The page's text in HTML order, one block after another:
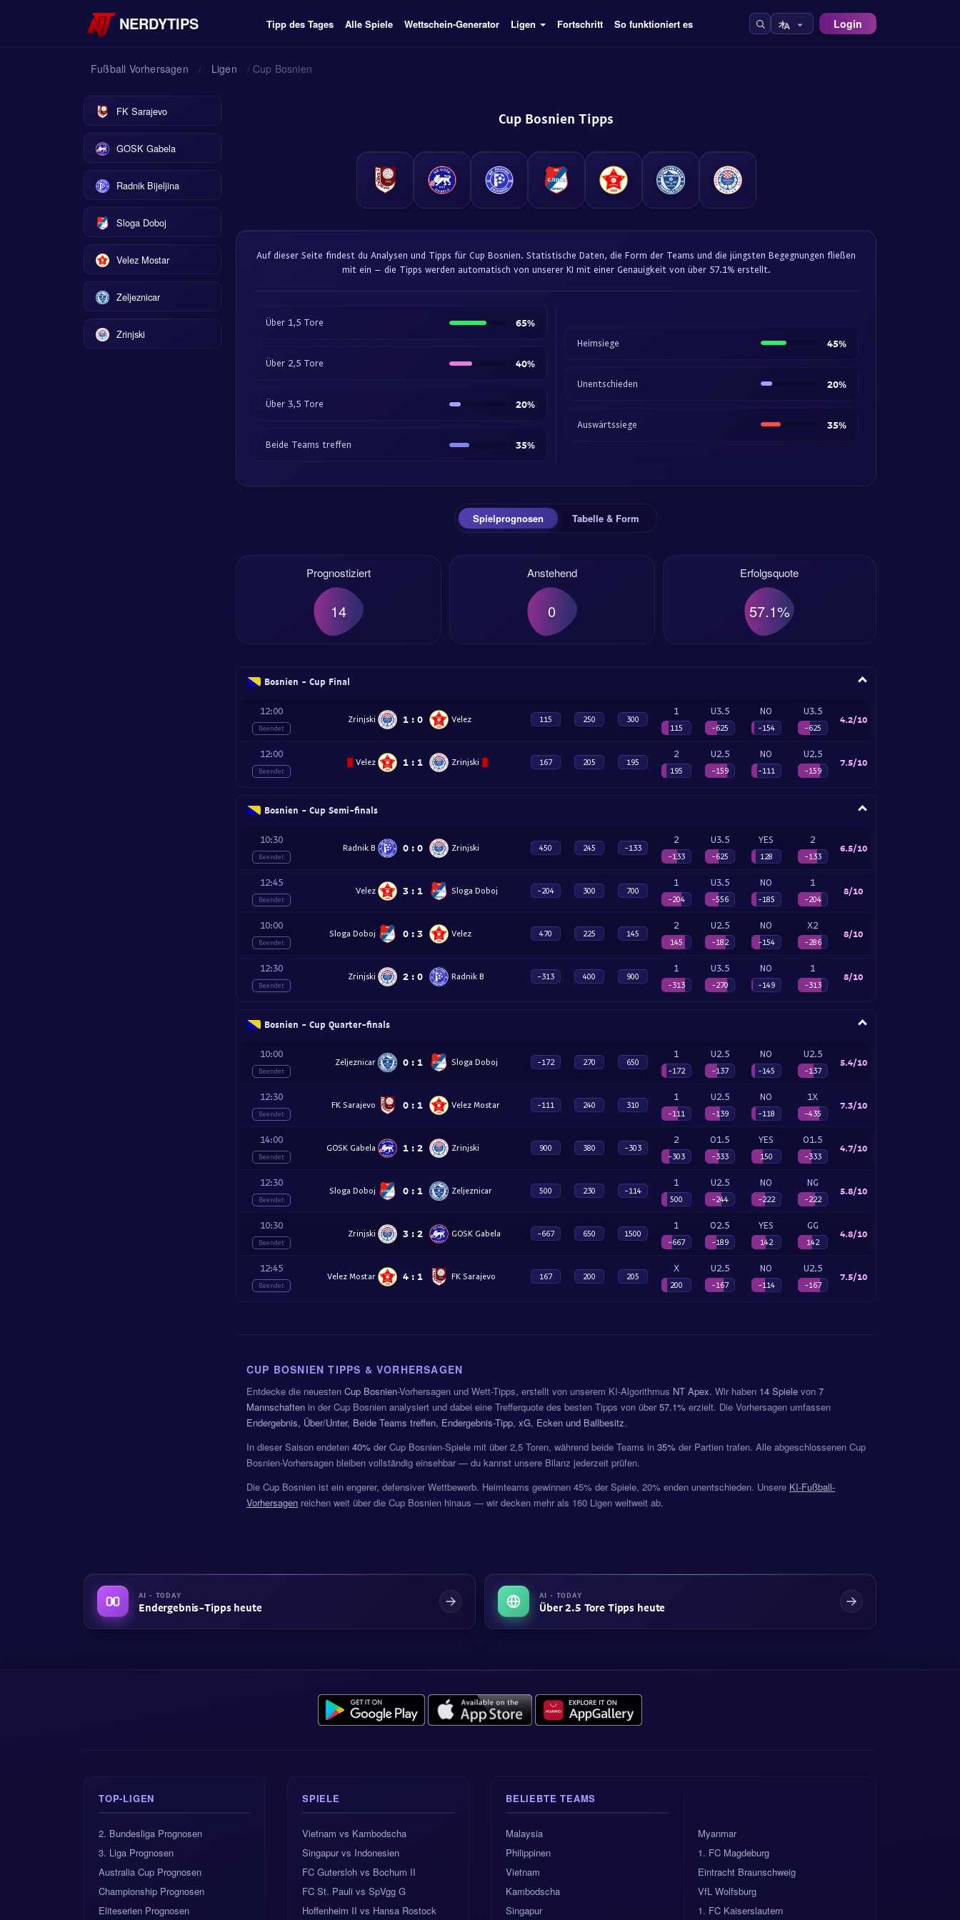
NERDYTIPS Tipp des Tages Alle Spiele Wettschein-Generator Ligen Fortschritt So funktioniert es Login
Fußball Vorhersagen / Ligen / Cup Bosnien
FK Sarajevo
GOSK Gabela
Radnik Bijeljina
Sloga Doboj
Velez Mostar
Zeljeznicar
Zrinjski
Cup Bosnien Tipps
Auf dieser Seite findest du Analysen und Tipps für Cup Bosnien. Statistische Daten, die Form der Teams und die jüngsten Begegnungen fließen
mit ein – die Tipps werden automatisch von unserer KI mit einer Genauigkeit von über 57.1% erstellt.
Über 1,5 Tore 65%
Über 2,5 Tore 40%
Über 3,5 Tore 20%
Beide Teams treffen 35%
Heimsiege 45%
Unentschieden 20%
Auswärtssiege 35%
Spielprognosen Tabelle & Form
Prognostiziert
14
Anstehend
0
Erfolgsquote
57.1%
Bosnien - Cup Final
12:00
Beendet
Zrinjski 1 : 0 Velez 115 250 300
1
115
U3.5
-625
NO
-154
U3.5
-625
4.2/10
12:00
Beendet
Velez 1 : 1 Zrinjski 167 205 195
2
195
U2.5
-159
NO
-111
U2.5
-159
7.5/10
Bosnien - Cup Semi-finals
10:30
Beendet
Radnik B 0 : 0 Zrinjski 450 245 -133
2
-133
U3.5
-625
YES
128
2
-133
6.5/10
12:45
Beendet
Velez 3 : 1 Sloga Doboj -204 300 700
1
-204
U3.5
-556
NO
-185
1
-204
8/10
10:00
Beendet
Sloga Doboj 0 : 3 Velez 470 225 145
2
145
U2.5
-182
NO
-154
X2
-286
8/10
12:30
Beendet
Zrinjski 2 : 0 Radnik B -313 400 900
1
-313
U3.5
-270
NO
-149
1
-313
8/10
Bosnien - Cup Quarter-finals
10:00
Beendet
Zeljeznicar 0 : 1 Sloga Doboj -172 270 650
1
-172
U2.5
-137
NO
-145
U2.5
-137
5.4/10
12:30
Beendet
FK Sarajevo 0 : 1 Velez Mostar -111 240 310
1
-111
U2.5
-139
NO
-118
1X
-435
7.3/10
14:00
Beendet
GOSK Gabela 1 : 2 Zrinjski 900 380 -303
2
-303
O1.5
-333
YES
150
O1.5
-333
4.7/10
12:30
Beendet
Sloga Doboj 0 : 1 Zeljeznicar 500 230 -114
1
500
U2.5
-244
NO
-222
NG
-222
5.8/10
10:30
Beendet
Zrinjski 3 : 2 GOSK Gabela -667 650 1500
1
-667
O2.5
-189
YES
142
GG
142
4.8/10
12:45
Beendet
Velez Mostar 4 : 1 FK Sarajevo 167 200 205
X
200
U2.5
-167
NO
-114
U2.5
-167
7.5/10
CUP BOSNIEN TIPPS & VORHERSAGEN
Entdecke die neuesten Cup Bosnien-Vorhersagen und Wett-Tipps, erstellt von unserem KI-Algorithmus NT Apex. Wir haben 14 Spiele von 7
Mannschaften in der Cup Bosnien analysiert und dabei eine Trefferquote des besten Tipps von über 57.1% erzielt. Die Vorhersagen umfassen
Endergebnis, Über/Unter, Beide Teams treffen, Endergebnis-Tipp, xG, Ecken und Ballbesitz.
In dieser Saison endeten 40% der Cup Bosnien-Spiele mit über 2,5 Toren, während beide Teams in 35% der Partien trafen. Alle abgeschlossenen Cup
Bosnien-Vorhersagen bleiben vollständig einsehbar — du kannst unsere Bilanz jederzeit prüfen.
Die Cup Bosnien ist ein engerer, defensiver Wettbewerb. Heimteams gewinnen 45% der Spiele, 20% enden unentschieden. Unsere KI-Fußball-
Vorhersagen reichen weit über die Cup Bosnien hinaus — wir decken mehr als 160 Ligen weltweit ab.
AI · TODAY
Endergebnis-Tipps heute
AI · TODAY
Über 2.5 Tore Tipps heute
TOP-LIGEN
2. Bundesliga Prognosen
3. Liga Prognosen
Australia Cup Prognosen
Championship Prognosen
Eliteserien Prognosen
SPIELE
Vietnam vs Kambodscha
Singapur vs Indonesien
FC Gutersloh vs Bochum II
FC St. Pauli vs SpVgg G
Hoffenheim II vs Hansa Rostock
BELIEBTE TEAMS
Malaysia
Philippinen
Vietnam
Kambodscha
Singapur
Myanmar
1. FC Magdeburg
Eintracht Braunschweig
VfL Wolfsburg
1. FC Kaiserslautern